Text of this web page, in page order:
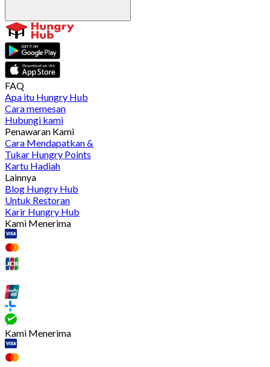
FAQ
Apa itu Hungry Hub
Cara memesan
Hubungi kami
Penawaran Kami
Cara Mendapatkan &
Tukar Hungry Points
Kartu Hadiah
Lainnya
Blog Hungry Hub
Untuk Restoran
Karir Hungry Hub
Kami Menerima
Kami Menerima